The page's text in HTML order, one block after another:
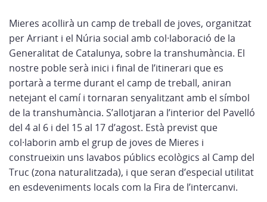
Mieres acollirà un camp de treball de joves, organitzat
per Arriant i el Núria social amb col·laboració de la
Generalitat de Catalunya, sobre la transhumància. El
nostre poble serà inici i final de l’itinerari que es
portarà a terme durant el camp de treball, aniran
netejant el camí i tornaran senyalitzant amb el símbol
de la transhumància. S’allotjaran a l’interior del Pavelló
del 4 al 6 i del 15 al 17 d’agost. Està previst que
col·laborin amb el grup de joves de Mieres i
construeixin uns lavabos públics ecològics al Camp del
Truc (zona naturalitzada), i que seran d’especial utilitat
en esdeveniments locals com la Fira de l’intercanvi.